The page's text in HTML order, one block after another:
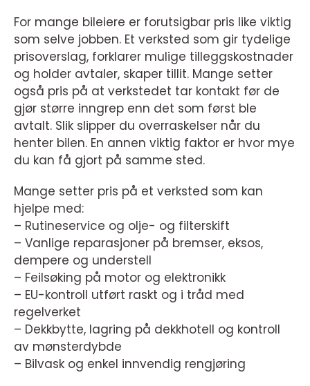
For mange bileiere er forutsigbar pris like viktig
som selve jobben. Et verksted som gir tydelige
prisoverslag, forklarer mulige tilleggskostnader
og holder avtaler, skaper tillit. Mange setter
også pris på at verkstedet tar kontakt før de
gjør større inngrep enn det som først ble
avtalt. Slik slipper du overraskelser når du
henter bilen. En annen viktig faktor er hvor mye
du kan få gjort på samme sted.
Mange setter pris på et verksted som kan
hjelpe med:
– Rutineservice og olje- og filterskift
– Vanlige reparasjoner på bremser, eksos,
dempere og understell
– Feilsøking på motor og elektronikk
– EU-kontroll utført raskt og i tråd med
regelverket
– Dekkbytte, lagring på dekkhotell og kontroll
av mønsterdybde
– Bilvask og enkel innvendig rengjøring